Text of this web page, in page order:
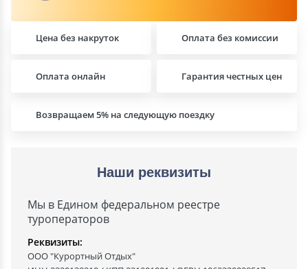
Цена без накруток Оплата без комиссии
Возвращаем 5% на следующую поездку
Оплата онлайн Гарантия честных цен
Наши реквизиты
Мы в Едином федеральном реестре
туроператоров
Реквизиты:
ООО "Курортный Отдых"